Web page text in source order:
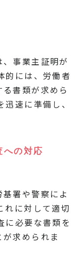
事業主証明が
的には、労働者
書類が求めら
速に準備し、
への対応
署や警察によ
れに対して適切
に必要な書類を
求められま